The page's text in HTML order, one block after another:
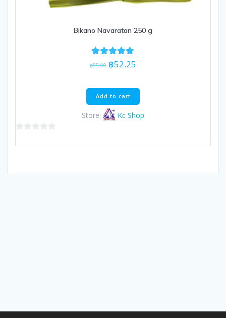
Bikano Navaratan 250 g
Rated
5.00
฿55.00 Original
฿55.00.
฿52.25
Add to cart
Store: Kc Shop